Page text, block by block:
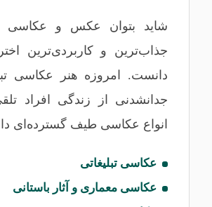
شاید بتوان عکس و عکاسی
جذاب‌ترین و کاربردی‌ترین
دانست. امروزه هنر عکاسی
جدانشدنی از زندگی افراد
انواع عکاسی طیف‌ گسترده‌ای
عکاسی تبلیغاتی
عکاسی معماری و آثار باستانی